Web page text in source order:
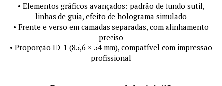
• Elementos gráficos avançados: padrão de fundo sutil,
linhas de guia, efeito de holograma simulado
• Frente e verso em camadas separadas, com alinhamento
preciso
• Proporção ID-1 (85,6 × 54 mm), compatível com impressão
profissional